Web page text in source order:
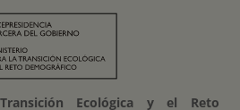
Ecológica y el Reto